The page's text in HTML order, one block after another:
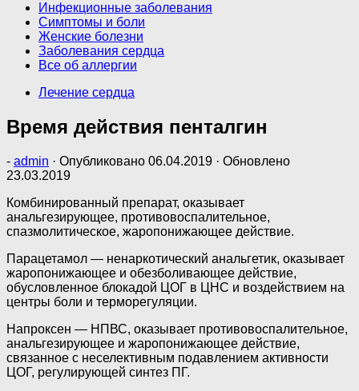
Инфекционные заболевания
Симптомы и боли
Женские болезни
Заболевания сердца
Все об аллергии
Лечение сердца
Время действия пенталгин
- admin · Опубликовано 06.04.2019 · Обновлено
23.03.2019
Комбинированный препарат, оказывает
анальгезирующее, противовоспалительное,
спазмолитическое, жаропонижающее действие.
Парацетамол — ненаркотический анальгетик, оказывает
жаропонижающее и обезболивающее действие,
обусловленное блокадой ЦОГ в ЦНС и воздействием на
центры боли и терморегуляции.
Напроксен — НПВС, оказывает противовоспалительное,
анальгезирующее и жаропонижающее действие,
связанное с неселективным подавлением активности
ЦОГ, регулирующей синтез ПГ.